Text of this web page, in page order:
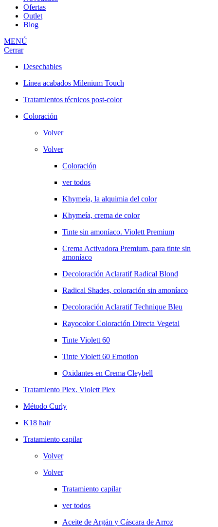
Ofertas
Outlet
Blog
MENÚ
Cerrar
Desechables
Línea acabados Milenium Touch
Tratamientos técnicos post-color
Coloración
Volver
Volver
Coloración
ver todos
Khymeía, la alquimia del color
Khymeía, crema de color
Tinte sin amoníaco. Violett Premium
Crema Activadora Premium, para tinte sin
amoníaco
Decoloración Aclaratif Radical Blond
Radical Shades, coloración sin amoníaco
Decoloración Aclaratif Technique Bleu
Rayocolor Coloración Directa Vegetal
Tinte Violett 60
Tinte Violett 60 Emotion
Oxidantes en Crema Cleybell
Tratamiento Plex. Violett Plex
Método Curly
K18 hair
Tratamiento capilar
Volver
Volver
Tratamiento capilar
ver todos
Aceite de Argán y Cáscara de Arroz